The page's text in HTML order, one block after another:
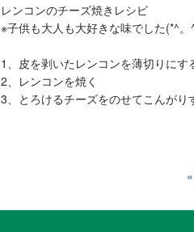
レンコンのチーズ焼きレシピ
※子供も大人も大好きな味でした(*^。
1、皮を剥いたレンコンを薄切りにす
2、レンコンを焼く
3、とろけるチーズをのせてこんがり